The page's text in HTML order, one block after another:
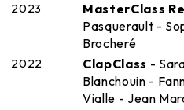
2023 MasterClass
Pasquerault -
Brocheré
2022 ClapClass -
Blanchouin -
Vialle - Jean